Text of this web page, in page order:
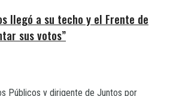
llegó a su techo y el Frente de
sus votos”
Públicos y dirigente de Juntos por